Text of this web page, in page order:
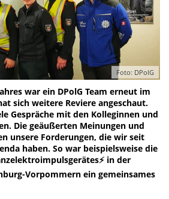
Foto: DPolG
war ein DPolG Team erneut im
sich weitere Reviere angeschaut.
Gespräche mit den Kolleginnen und
Die geäußerten Meinungen und
unsere Forderungen, die wir seit
haben. So war beispielsweise die
in der
Vorpommern ein gemeinsames